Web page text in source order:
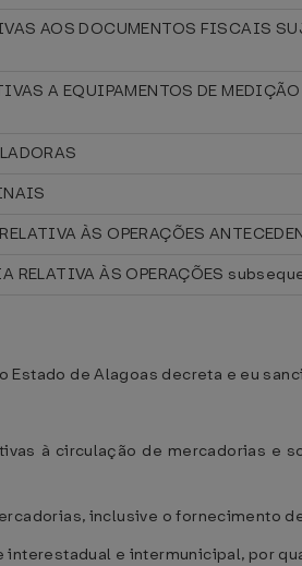
AOS DOCUMENTOS FISCAIS
A EQUIPAMENTOS DE MEDIÇÃO
ÀS OPERAÇÕES
RELATIVA ÀS OPERAÇÕES
Estado de Alagoas decreta e eu
à circulação de mercadorias e
inclusive o fornecimento
e intermunicipal, por